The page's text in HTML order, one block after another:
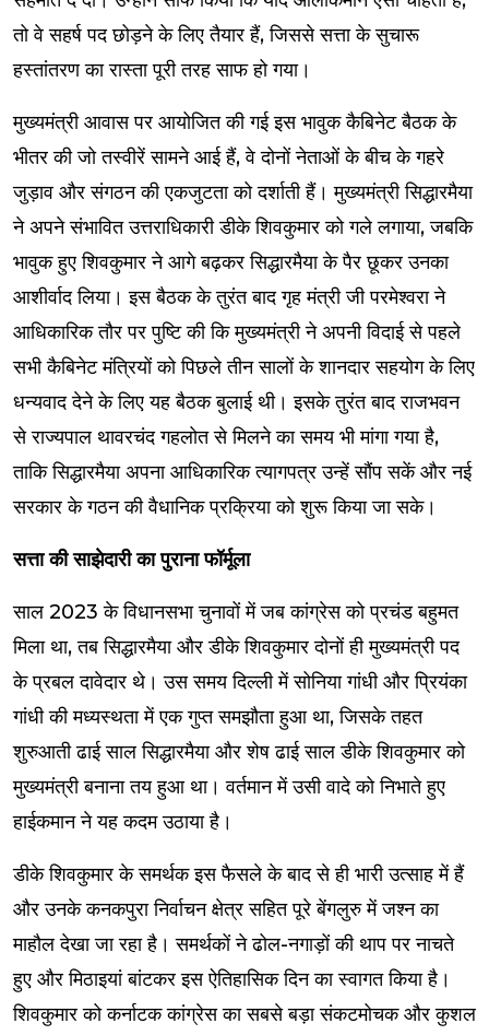
तो वे सहर्ष पद छोड़ने के लिए तैयार हैं, जिससे सत्ता के सुचारू
हस्तांतरण का रास्ता पूरी तरह साफ हो गया।
मुख्यमंत्री आवास पर आयोजित की गई इस भावुक कैबिनेट बैठक के
भीतर की जो तस्वीरें सामने आई हैं, वे दोनों नेताओं के बीच के गहरे
जुड़ाव और संगठन की एकजुटता को दर्शाती हैं। मुख्यमंत्री सिद्धारमैया
ने अपने संभावित उत्तराधिकारी डीके शिवकुमार को गले लगाया, जबकि
भावुक हुए शिवकुमार ने आगे बढ़कर सिद्धारमैया के पैर छूकर उनका
आशीर्वाद लिया। इस बैठक के तुरंत बाद गृह मंत्री जी परमेश्वरा ने
आधिकारिक तौर पर पुष्टि की कि मुख्यमंत्री ने अपनी विदाई से पहले
सभी कैबिनेट मंत्रियों को पिछले तीन सालों के शानदार सहयोग के लिए
धन्यवाद देने के लिए यह बैठक बुलाई थी। इसके तुरंत बाद राजभवन
से राज्यपाल थावरचंद गहलोत से मिलने का समय भी मांगा गया है,
ताकि सिद्धारमैया अपना आधिकारिक त्यागपत्र उन्हें सौंप सकें और नई
सरकार के गठन की वैधानिक प्रक्रिया को शुरू किया जा सके।
सत्ता की साझेदारी का पुराना फॉर्मूला
साल 2023 के विधानसभा चुनावों में जब कांग्रेस को प्रचंड बहुमत
मिला था, तब सिद्धारमैया और डीके शिवकुमार दोनों ही मुख्यमंत्री पद
के प्रबल दावेदार थे। उस समय दिल्ली में सोनिया गांधी और प्रियंका
गांधी की मध्यस्थता में एक गुप्त समझौता हुआ था, जिसके तहत
शुरुआती ढाई साल सिद्धारमैया और शेष ढाई साल डीके शिवकुमार को
मुख्यमंत्री बनाना तय हुआ था। वर्तमान में उसी वादे को निभाते हुए
हाईकमान ने यह कदम उठाया है।
डीके शिवकुमार के समर्थक इस फैसले के बाद से ही भारी उत्साह में हैं
और उनके कनकपुरा निर्वाचन क्षेत्र सहित पूरे बेंगलुरु में जश्न का
माहौल देखा जा रहा है। समर्थकों ने ढोल-नगाड़ों की थाप पर नाचते
हुए और मिठाइयां बांटकर इस ऐतिहासिक दिन का स्वागत किया है।
शिवकुमार को कर्नाटक कांग्रेस का सबसे बड़ा संकटमोचक और कुशल